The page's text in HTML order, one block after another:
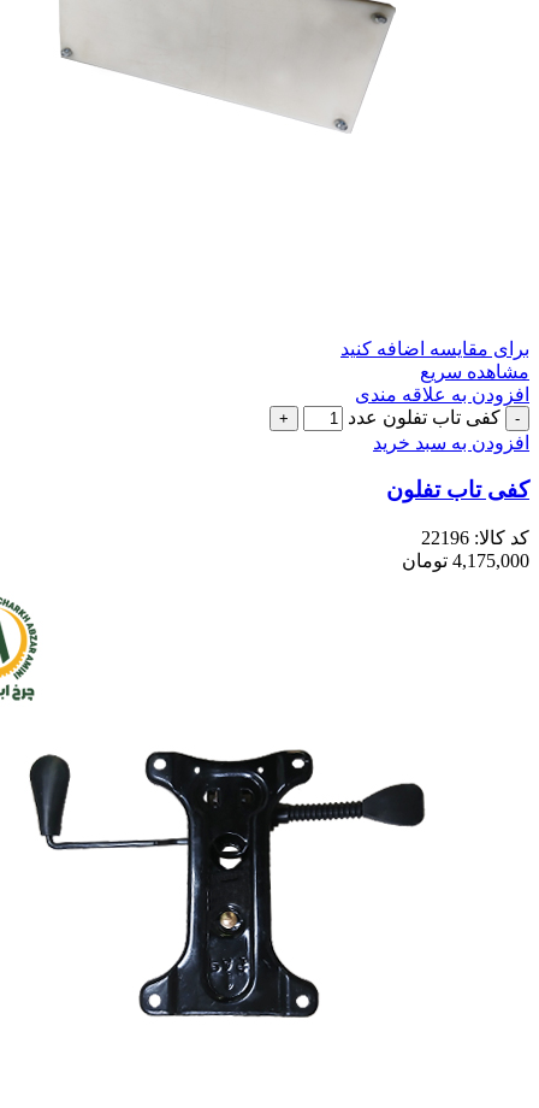
برای مقایسه اضافه کنید
مشاهده سریع
افزودن به علاقه مندی
کفی تاب تفلون عدد
افزودن به سبد خرید
کفی تاب تفلون
کد کالا: 22196
4,175,000 تومان